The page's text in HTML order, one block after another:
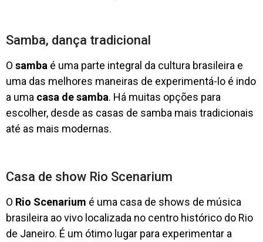
Samba, dança tradicional
O samba é uma parte integral da cultura brasileira e
uma das melhores maneiras de experimentá-lo é indo
a uma casa de samba. Há muitas opções para
escolher, desde as casas de samba mais tradicionais
até as mais modernas.
Casa de show Rio Scenarium
O Rio Scenarium é uma casa de shows de música
brasileira ao vivo localizada no centro histórico do Rio
de Janeiro. É um ótimo lugar para experimentar a